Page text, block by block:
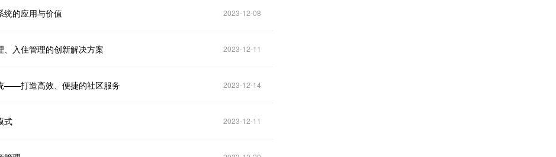
统的应用与价值 2023-12-08
入住管理的创新解决方案 2023-12-11
——打造高效、便捷的社区服务 2023-12-14
式 2023-12-11